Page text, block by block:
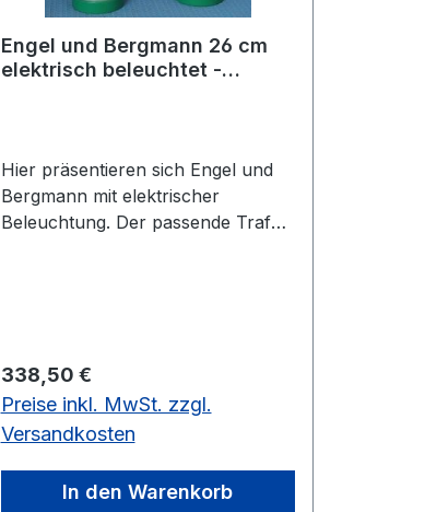
Engel und Bergmann 26 cm
elektrisch beleuchtet -
Hier präsentieren sich Engel und
Bergmann mit elektrischer
Beleuchtung. Der passende Trafo
Regulärer Preis:
338,50 €
Preise inkl. MwSt. zzgl.
Versandkosten
In den Warenkorb